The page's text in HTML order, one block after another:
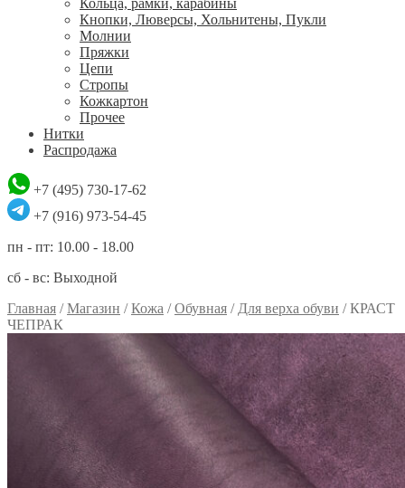
Кольца, рамки, карабины
Кнопки, Люверсы, Хольнитены, Пукли
Молнии
Пряжки
Цепи
Стропы
Кожкартон
Прочее
Нитки
Распродажа
+7 (495) 730-17-62
+7 (916) 973-54-45
пн - пт: 10.00 - 18.00
сб - вс: Выходной
Главная /Магазин /Кожа /Обувная / Для верха обуви /КРАСТ
ЧЕПРАК